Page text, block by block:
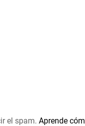
el spam. Aprende